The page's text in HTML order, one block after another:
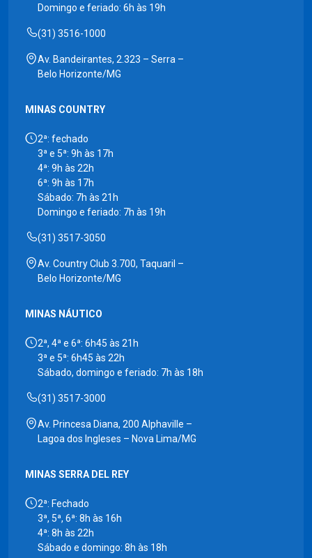
Domingo e feriado: 6h às 19h
(31) 3516-1000
Av. Bandeirantes, 2.323 – Serra –
Belo Horizonte/MG
MINAS COUNTRY
2ª: fechado
3ª e 5ª: 9h às 17h
4ª: 9h às 22h
6ª: 9h às 17h
Sábado: 7h às 21h
Domingo e feriado: 7h às 19h
(31) 3517-3050
Av. Country Club 3.700, Taquaril –
Belo Horizonte/MG
MINAS NÁUTICO
2ª, 4ª e 6ª: 6h45 às 21h
3ª e 5ª: 6h45 às 22h
Sábado, domingo e feriado: 7h às 18h
(31) 3517-3000
Av. Princesa Diana, 200 Alphaville –
Lagoa dos Ingleses – Nova Lima/MG
MINAS SERRA DEL REY
2ª: Fechado
3ª, 5ª, 6ª: 8h às 16h
4ª: 8h às 22h
Sábado e domingo: 8h às 18h